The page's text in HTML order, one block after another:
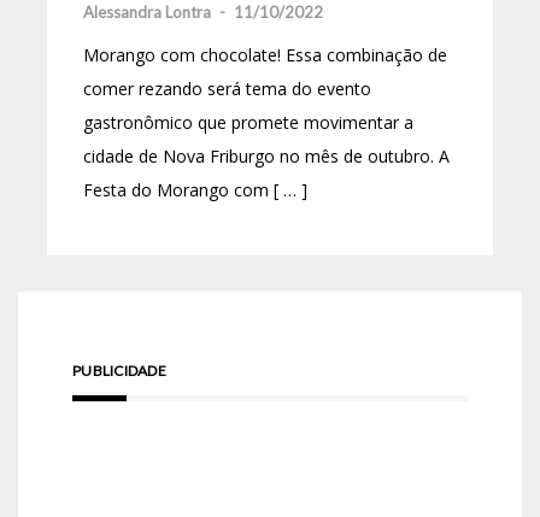
Alessandra Lontra - 11/10/2022
Morango com chocolate! Essa combinação de
comer rezando será tema do evento
gastronômico que promete movimentar a
cidade de Nova Friburgo no mês de outubro. A
Festa do Morango com [ … ]
PUBLICIDADE